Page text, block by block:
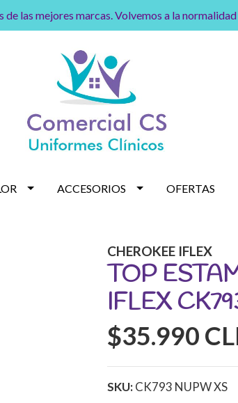
las mejores marcas. Volvemos a la
ACCESORIOS OFERTAS
CHEROKEE IFLEX
TOP
IFLEX
$35.990
SKU:CK793 NUPW XS